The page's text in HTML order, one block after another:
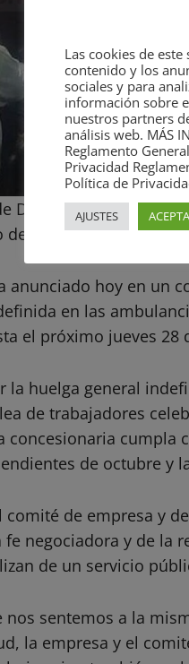
DIAVIDA hasta el día
de todas las nóminas
anunciado hoy en un
en las
el próximo jueves 28
la huelga general
de trabajadores
concesionaria cumpla
de octubre y
de empresa y
fe negociadora y de la
de un servicio
sentemos a la
la empresa y el
Las cookies de
contenido y los
sociales y para
información sobre
nuestros partners
análisis web. MÁS
Reglamento
Privacidad
Política de
AJUSTES